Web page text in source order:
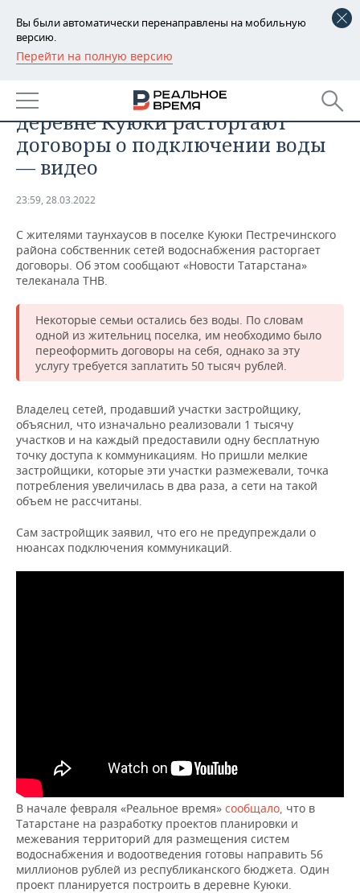
Вы были автоматически перенаправлены на мобильную
версию.
Перейти на полную версию
РЕГИОНЫ
БАШКОРТОСТАН
ТАТАРСТАН
УДМУРТИЯ
НОВОСТИ
АНАЛИТИКА
НОВОСТИ АНАЛИТИКИ
ДЕКЛАРАЦИИ О ДОХОДАХ
КОРОЛИ ГОСЗАКАЗА ПФО
ВУЗЫ ТАТАРСТАНА
КОМУ ПРИНАДЛЕЖАТ
ТОРГОВЫЕ ЦЕНТРЫ
ТАТАРСТАНА
ЭКОНОМИКА
НОВОСТИ ЭКОНОМИКИ
ФИНАНСЫ
БАНКИ
БЮДЖЕТ
ИНВЕСТИЦИИ
ПРОМЫШЛЕННОСТЬ
НОВОСТИ
ПРОМЫШЛЕННОСТИ
МАШИНОСТРОЕНИЕ
НЕФТЕХИМИЯ
НЕФТЬ
ОПК
ЭНЕРГЕТИКА
НЕДВИЖИМОСТЬ
НОВОСТИ НЕДВИЖИМОСТИ
АВТО
НОВОСТИ АВТО
БИЗНЕС
НОВОСТИ БИЗНЕСА
ТРАНСПОРТ
УСЛУГИ
ТЕХНОЛОГИИ
IT
МЕДИА
ТЕЛЕКОММУНИКАЦИИ
НОВОСТИ МЕРОПРИЯТИЙ
ВЫЕЗДНАЯ РЕДАКЦИЯ
БИЗНЕС-БРАНЧИ
ONLINE-КОНФЕРЕНЦИИ
ОТКРЫТАЯ ЛЕКЦИЯ
СПОРТ
НОВОСТИ СПОРТА
ФУТБОЛ
ХОККЕЙ
БАСКЕТБОЛ
ХОККЕЙ С МЯЧОМ
ОБЩЕСТВО
НОВОСТИ ОБЩЕСТВА
ВЛАСТЬ
ИНФРАСТРУКТУРА
ПРОИСШЕСТВИЯ
ФОТОГАЛЕРЕЯ
СЮЖЕТЫ
СПРАВОЧНИК
С жителями таунхаусов в
деревне Куюки расторгают
договоры о подключении воды
— видео
23:59, 28.03.2022
С жителями таунхаусов в поселке Куюки Пестречинского
района собственник сетей водоснабжения расторгает
договоры. Об этом сообщают «Новости Татарстана»
телеканала ТНВ.
Некоторые семьи остались без воды. По словам
одной из жительниц поселка, им необходимо было
переоформить договоры на себя, однако за эту
услугу требуется заплатить 50 тысяч рублей.
Владелец сетей, продавший участки застройщику,
объяснил, что изначально реализовали 1 тысячу
участков и на каждый предоставили одну бесплатную
точку доступа к коммуникациям. Но пришли мелкие
застройщики, которые эти участки размежевали, точка
потребления увеличилась в два раза, а сети на такой
объем не рассчитаны.
Сам застройщик заявил, что его не предупреждали о
нюансах подключения коммуникаций.
В начале февраля «Реальное время» сообщало, что в
Татарстане на разработку проектов планировки и
межевания территорий для размещения систем
водоснабжения и водоотведения готовы направить 56
миллионов рублей из республиканского бюджета. Один
проект планируется построить в деревне Куюки.